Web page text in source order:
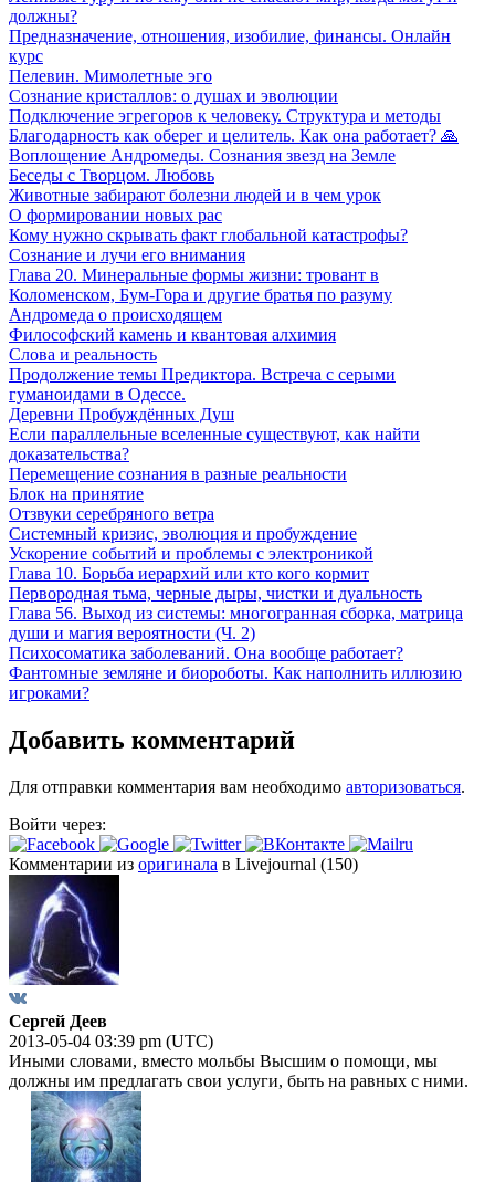
должны?
Предназначение, отношения, изобилие, финансы. Онлайн
курс
Пелевин. Мимолетные эго
Сознание кристаллов: о душах и эволюции
Подключение эгрегоров к человеку. Структура и методы
Благодарность как оберег и целитель. Как она работает? 🙏
Воплощение Андромеды. Сознания звезд на Земле
Беседы с Творцом. Любовь
Животные забирают болезни людей и в чем урок
О формировании новых рас
Кому нужно скрывать факт глобальной катастрофы?
Сознание и лучи его внимания
Глава 20. Минеральные формы жизни: тровант в
Коломенском, Бум-Гора и другие братья по разуму
Андромеда о происходящем
Философский камень и квантовая алхимия
Слова и реальность
Продолжение темы Предиктора. Встреча с серыми
гуманоидами в Одессе.
Деревни Пробуждённых Душ
Если параллельные вселенные существуют, как найти
доказательства?
Перемещение сознания в разные реальности
Блок на принятие
Отзвуки серебряного ветра
Системный кризис, эволюция и пробуждение
Ускорение событий и проблемы с электроникой
Глава 10. Борьба иерархий или кто кого кормит
Первородная тьма, черные дыры, чистки и дуальность
Глава 56. Выход из системы: многогранная сборка, матрица
души и магия вероятности (Ч. 2)
Психосоматика заболеваний. Она вообще работает?
Фантомные земляне и биороботы. Как наполнить иллюзию
игроками?
Добавить комментарий
Для отправки комментария вам необходимо авторизоваться.
Войти через:
Комментарии из оригинала в Livejournal (150)
Сергей Деев
2013-05-04 03:39 pm (UTC)
Иными словами, вместо мольбы Высшим о помощи, мы
должны им предлагать свои услуги, быть на равных с ними.